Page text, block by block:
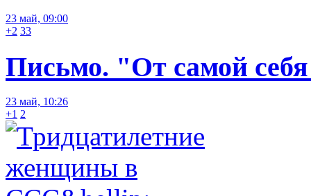
23 май, 09:00
+2 33
Письмо. "От самой
23 май, 10:26
+1 2